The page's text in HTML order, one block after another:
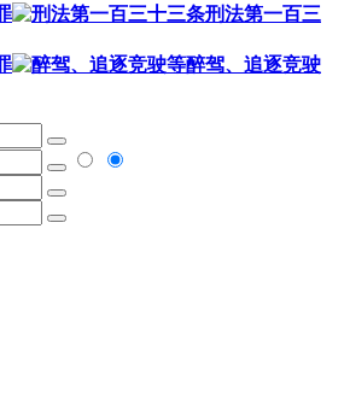
刑法第一百三
醉驾、追逐竞驶